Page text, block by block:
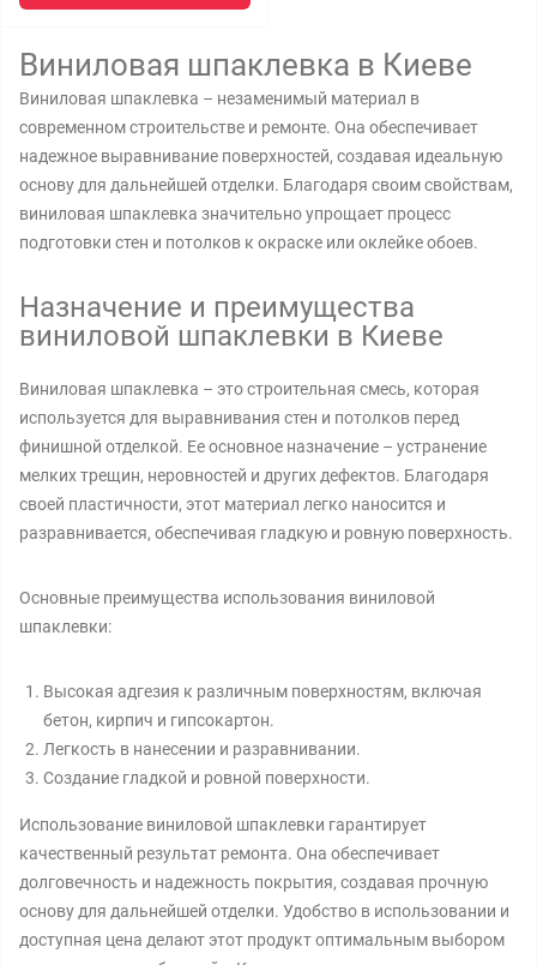
Виниловая шпаклевка в Киеве
Виниловая шпаклевка – незаменимый материал в
современном строительстве и ремонте. Она обеспечивает
надежное выравнивание поверхностей, создавая идеальную
основу для дальнейшей отделки. Благодаря своим свойствам,
виниловая шпаклевка значительно упрощает процесс
подготовки стен и потолков к окраске или оклейке обоев.
Назначение и преимущества
виниловой шпаклевки в Киеве
Виниловая шпаклевка – это строительная смесь, которая
используется для выравнивания стен и потолков перед
финишной отделкой. Ее основное назначение – устранение
мелких трещин, неровностей и других дефектов. Благодаря
своей пластичности, этот материал легко наносится и
разравнивается, обеспечивая гладкую и ровную поверхность.
Основные преимущества использования виниловой
шпаклевки:
Высокая адгезия к различным поверхностям, включая
бетон, кирпич и гипсокартон.
Легкость в нанесении и разравнивании.
Создание гладкой и ровной поверхности.
Использование виниловой шпаклевки гарантирует
качественный результат ремонта. Она обеспечивает
долговечность и надежность покрытия, создавая прочную
основу для дальнейшей отделки. Удобство в использовании и
доступная цена делают этот продукт оптимальным выбором